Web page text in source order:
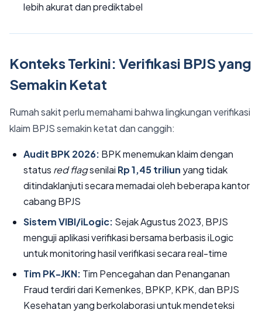
lebih akurat dan prediktabel
Konteks Terkini: Verifikasi BPJS yang
Semakin Ketat
Rumah sakit perlu memahami bahwa lingkungan verifikasi
klaim BPJS semakin ketat dan canggih:
Audit BPK 2026: BPK menemukan klaim dengan
status red flagsenilai Rp 1,45 triliun yang tidak
ditindaklanjuti secara memadai oleh beberapa kantor
cabang BPJS
Sistem VIBI/iLogic: Sejak Agustus 2023, BPJS
menguji aplikasi verifikasi bersama berbasis iLogic
untuk monitoring hasil verifikasi secara real-time
Tim PK-JKN: Tim Pencegahan dan Penanganan
Fraud terdiri dari Kemenkes, BPKP, KPK, dan BPJS
Kesehatan yang berkolaborasi untuk mendeteksi